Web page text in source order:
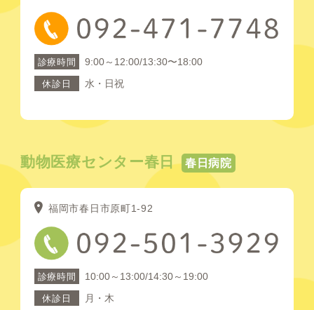
診療時間 9:00～12:00/13:30〜18:00
休診日 水・日祝
動物医療センター春日 春日病院
福岡市春日市原町1-92
診療時間 10:00～13:00/14:30～19:00
休診日 月・木